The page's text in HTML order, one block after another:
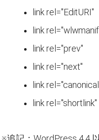
link rel="EditURI"
link
link rel="prev"
link rel="next"
link
link rel="shortlink"